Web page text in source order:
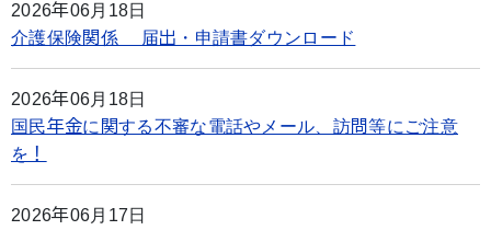
2026年06月18日
介護保険関係 届出・申請書ダウンロード
2026年06月18日
国民年金に関する不審な電話やメール、訪問等にご注意
を！
2026年06月17日